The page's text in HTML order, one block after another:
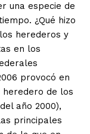
una especie de
¿Qué hizo
herederos y
en los
provocó en
heredero de los
año 2000),
principales